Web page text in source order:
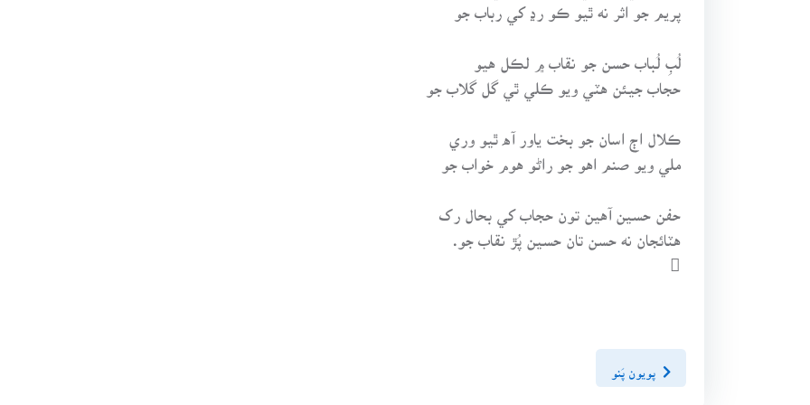
پريم جو اثر نه ٿيو ڪو رڍ کي رباب جو
لُبِ لُباب حسن جو نقاب ۾ لڪل هيو
حجاب جيئن هٽي ويو ڪلي ٿي گل گلاب جو
ڪلال اڄ اسان جو بخت ياور آه ٿيو وري
ملي ويو صنم اهو جو راڻو هوم خواب جو
حفن حسين آهين تون حجاب کي بحال رک
هٽائجان نه حسن تان حسين پُڙ نقاب جو.

پويون پَنو